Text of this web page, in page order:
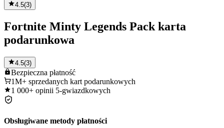
4.5(3)
Fortnite Minty Legends Pack karta
podarunkowa
4.5(3)
Bezpieczna płatność
1M+ sprzedanych kart podarunkowych
1 000+ opinii 5-gwiazdkowych
Obsługiwane metody płatności